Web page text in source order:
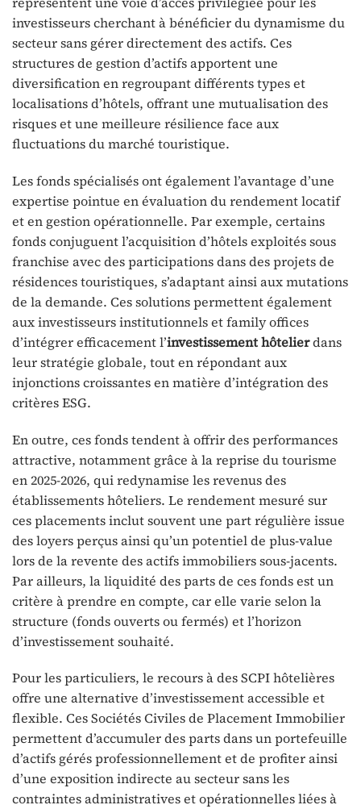
investisseurs cherchant à bénéficier du dynamisme du
secteur sans gérer directement des actifs. Ces
structures de gestion d’actifs apportent une
diversification en regroupant différents types et
localisations d’hôtels, offrant une mutualisation des
risques et une meilleure résilience face aux
fluctuations du marché touristique.
Les fonds spécialisés ont également l’avantage d’une
expertise pointue en évaluation du rendement locatif
et en gestion opérationnelle. Par exemple, certains
fonds conjuguent l’acquisition d’hôtels exploités sous
franchise avec des participations dans des projets de
résidences touristiques, s’adaptant ainsi aux mutations
de la demande. Ces solutions permettent également
aux investisseurs institutionnels et family offices
d’intégrer efficacement l’investissement hôtelierdans
leur stratégie globale, tout en répondant aux
injonctions croissantes en matière d’intégration des
critères ESG.
En outre, ces fonds tendent à offrir des performances
attractive, notamment grâce à la reprise du tourisme
en 2025-2026, qui redynamise les revenus des
établissements hôteliers. Le rendement mesuré sur
ces placements inclut souvent une part régulière issue
des loyers perçus ainsi qu’un potentiel de plus-value
lors de la revente des actifs immobiliers sous-jacents.
Par ailleurs, la liquidité des parts de ces fonds est un
critère à prendre en compte, car elle varie selon la
structure (fonds ouverts ou fermés) et l’horizon
d’investissement souhaité.
Pour les particuliers, le recours à des SCPI hôtelières
offre une alternative d’investissement accessible et
flexible. Ces Sociétés Civiles de Placement Immobilier
permettent d’accumuler des parts dans un portefeuille
d’actifs gérés professionnellement et de profiter ainsi
d’une exposition indirecte au secteur sans les
contraintes administratives et opérationnelles liées à